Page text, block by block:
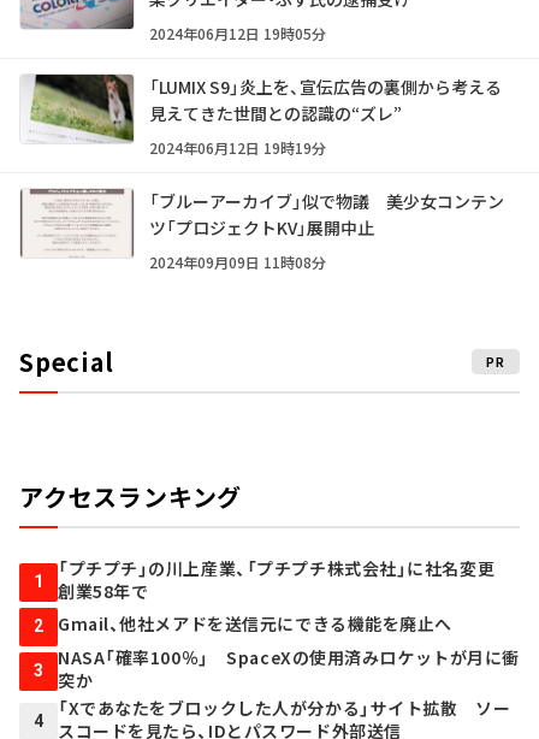
2024年06月12日 19時05分
「LUMIX S9」炎上を、宣伝広告の裏側から考える
見えてきた世間との認識の“ズレ”
2024年06月12日 19時19分
「ブルーアーカイブ」似で物議 美少女コンテン
ツ「プロジェクトKV」展開中止
2024年09月09日 11時08分
Special PR
アクセスランキング
1
「プチプチ」の川上産業、「プチプチ株式会社」に社名変更
創業58年で
2 Gmail、他社メアドを送信元にできる機能を廃止へ
3
NASA「確率100％」 SpaceXの使用済みロケットが月に衝
突か
4
「Xであなたをブロックした人が分かる」サイト拡散 ソー
スコードを見たら、IDとパスワード外部送信